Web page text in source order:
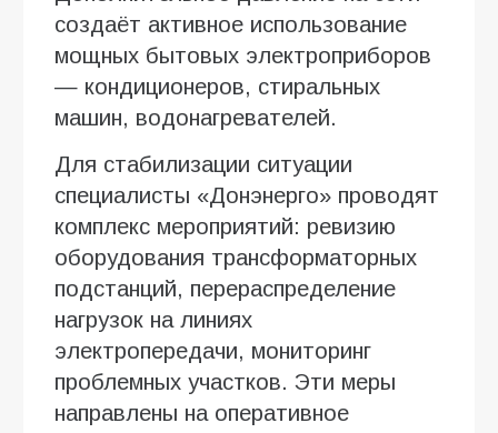
создаёт активное использование
мощных бытовых электроприборов
— кондиционеров, стиральных
машин, водонагревателей.
Для стабилизации ситуации
специалисты «Донэнерго» проводят
комплекс мероприятий: ревизию
оборудования трансформаторных
подстанций, перераспределение
нагрузок на линиях
электропередачи, мониторинг
проблемных участков. Эти меры
направлены на оперативное